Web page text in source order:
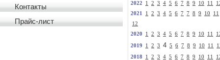
Контакты
Прайс-лист
2022
1 2 3 4 5 6 7 8 9 10 11
2021
1 2 3 4 5 6 7 7 8 9 10
11
12
2020
1 2 3 4 5 6 7 8 9 10 11
2019 1 2 3 4 5 6 7 8 9 10 11
2018 1 2 3 4 5 6 7 8 9 10 11